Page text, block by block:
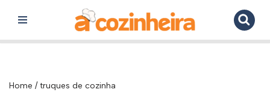
para
Home /truques de cozinha